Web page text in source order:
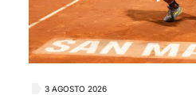
3 AGOSTO 2026